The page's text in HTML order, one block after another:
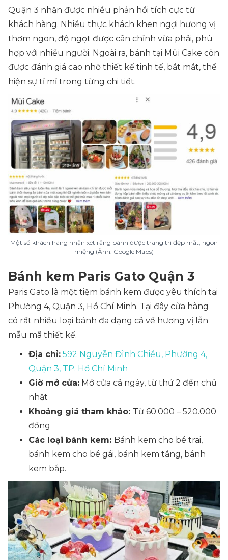
Quận 3 nhận được nhiều phản hồi tích cực từ
khách hàng. Nhiều thực khách khen ngợi hương vị
thơm ngon, độ ngọt được cân chỉnh vừa phải, phù
hợp với nhiều người. Ngoài ra, bánh tại Mùi Cake còn
được đánh giá cao nhờ thiết kế tinh tế, bắt mắt, thể
hiện sự tỉ mỉ trong từng chi tiết.
Một số khách hàng nhận xét rằng bánh được trang trí đẹp mắt, ngon
miệng (Ảnh: Google Maps)
Bánh kem Paris Gato Quận 3
Paris Gato là một tiệm bánh kem được yêu thích tại
Phường 4, Quận 3, Hồ Chí Minh. Tại đây cửa hàng
có rất nhiều loại bánh đa dạng cả về hương vị lẫn
mẫu mã thiết kế.
Địa chỉ: 592 Nguyễn Đình Chiểu, Phường 4,
Quận 3, TP. Hồ Chí Minh
Giờ mở cửa: Mở cửa cả ngày, từ thứ 2 đến chủ
nhật
Khoảng giá tham khảo: Từ 60.000 – 520.000
đồng
Các loại bánh kem: Bánh kem cho bé trai,
bánh kem cho bé gái, bánh kem tầng, bánh
kem bắp.